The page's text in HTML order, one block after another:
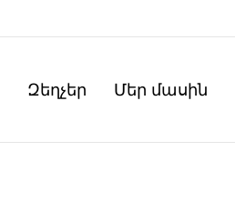
Զեղչեր Մեր մասին